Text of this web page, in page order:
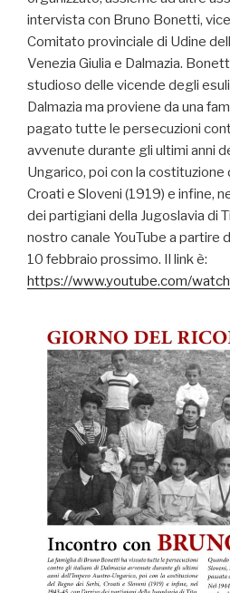
intervista con Bruno Bonetti,
Comitato provinciale di Udine
Venezia Giulia e Dalmazia.
studioso delle vicende degli esuli
Dalmazia ma proviene da una
pagato tutte le persecuzioni
avvenute durante gli ultimi anni
Ungarico, poi con la costituzione
Croati e Sloveni (1919) e infine,
dei partigiani della Jugoslavia di
nostro canale YouTube a partire
10 febbraio prossimo. Il link è:
https://www.youtube.com/